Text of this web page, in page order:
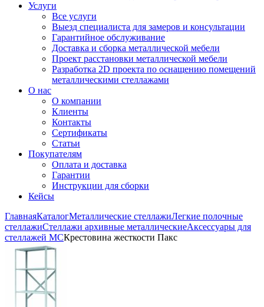
Услуги
Все услуги
Выезд специалиста для замеров и консультации
Гарантийное обслуживание
Доставка и сборка металлической мебели
Проект расстановки металлической мебели
Разработка 2D проекта по оснащению помещений
металлическими стеллажами
О нас
О компании
Клиенты
Контакты
Сертификаты
Статьи
Покупателям
Оплата и доставка
Гарантии
Инструкции для сборки
Кейсы
ГлавнаяКаталогМеталлические стеллажиЛегкие полочные
стеллажиСтеллажи архивные металлическиеАксессуары для
стеллажей МСКрестовина жесткости Пакс